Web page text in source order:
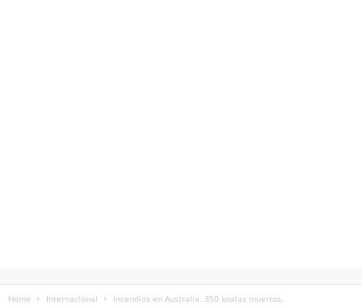
Home Internacional Incendios en Australia. 350 koalas muertos.